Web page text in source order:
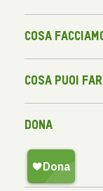
Cosa
Cosa puoi
Dona